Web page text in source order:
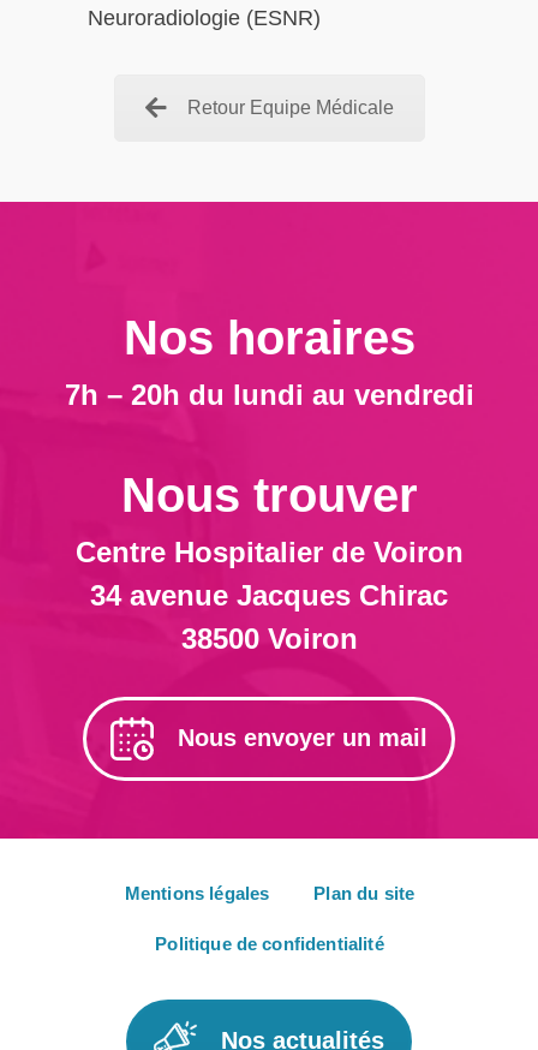
Neuroradiologie (ESNR)
Retour Equipe Médicale
Nos horaires
7h – 20h du lundi au vendredi
Nous trouver
Centre Hospitalier de Voiron
34 avenue Jacques Chirac
38500 Voiron
Nous envoyer un mail
Mentions légales Plan du site
Politique de confidentialité
Nos actualités